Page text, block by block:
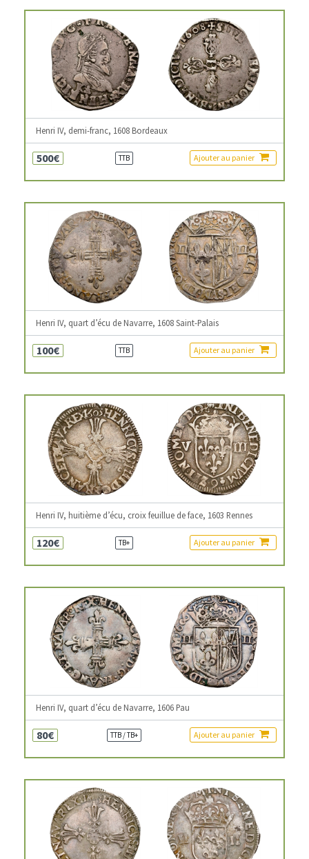
Henri IV, demi-franc, 1608 Bordeaux
500€ TTB Ajouter au panier
Henri IV, quart d’écu de Navarre, 1608 Saint-Palais
100€ TTB Ajouter au panier
Henri IV, huitième d’écu, croix feuillue de face, 1603 Rennes
120€ TB+ Ajouter au panier
Henri IV, quart d’écu de Navarre, 1606 Pau
80€ TTB / TB+ Ajouter au panier